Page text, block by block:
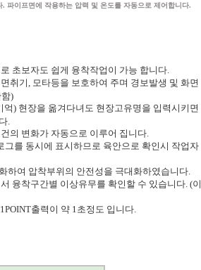
파이프면에 작용하는 압력 및 온도를 자동으로 제어합니다.
초보자도 쉽게 융착작업이 가능 합니다.
취기, 모타등을 보호하여 주며 경보발생 및 화면
)
) 현장을 옮겨다녀도 현장고유명을 입력시키면
.
의 변화가 자동으로 이루어 집니다.
를 동시에 표시하므로 육안으로 확인시 작업자
하여 압착부위의 안전성을 극대화하였습니다.
융착구간별 이상유무를 확인할 수 있습니다. (이
출력이 약 1초정도 입니다.